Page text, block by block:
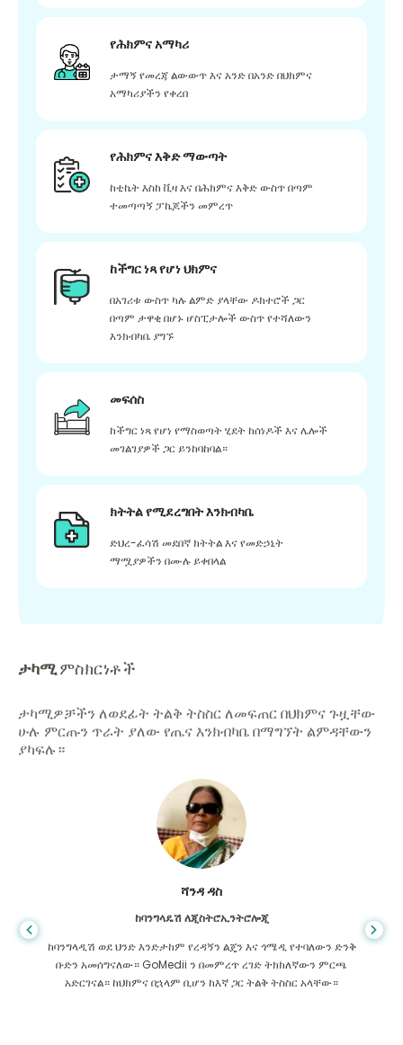
የሕክምና አማካሪ
ታማኝ የመረጃ ልውውጥ እና አንድ በአንድ በህክምና
አማካሪያችን የቀረበ
የሕክምና እቅድ ማውጣት
ከቲኬት እስከ ቪዛ እና በሕክምና እቅድ ውስጥ በጣም
ተመጣጣኝ ፓኬጆችን መምረጥ
ከችግር ነጻ የሆነ ህክምና
በአገሪቱ ውስጥ ካሉ ልምድ ያላቸው ዶክተሮች ጋር
በጣም ታዋቂ በሆኑ ሆስፒታሎች ውስጥ የተሻለውን
እንክብካቤ ያግኙ
መፍሰስ
ከችግር ነጻ የሆነ የማስወጣት ሂደት ከሰነዶች እና ሌሎች
መገልገያዎች ጋር ይንከባከባል።
ክትትል የሚደረግበት እንክብካቤ
ድህረ-ፈሳሽ መደበኛ ክትትል እና የመድኃኒት
ማሟያዎችን በሙሉ ይቀበላል
ታካሚምስክርነቶች
ታካሚዎቻችን ለወደፊት ትልቅ ትስስር ለመፍጠር በህክምና ጉዟቸው
ሁሉ ምርጡን ጥራት ያለው የጤና እንክብካቤ በማግኘት ልምዳቸውን
ያካፍሉ።
ሻንዳ ዳስ
ከባንግላዴሽ ለጂስትሮኢንትሮሎጂ
ከባንግላዲሽ ወደ ህንድ እንድታከም የረዳኝን ልጄን እና ጎሜዲ የተባለውን ድንቅ
ቡድን አመሰግናለው። GoMedii ን በመምረጥ ረገድ ትክክለኛውን ምርጫ
አድርገናል። ከህክምና በኋላም ቢሆን ከእኛ ጋር ትልቅ ትስስር አላቸው።